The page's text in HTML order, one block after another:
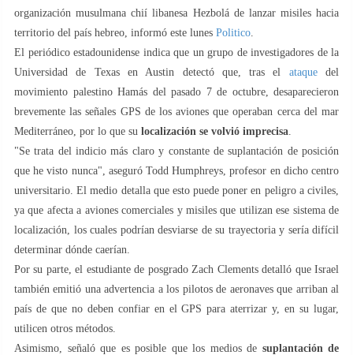
organización musulmana chií libanesa Hezbolá de lanzar misiles hacia
territorio del país hebreo, informó este lunes Politico
El periódico estadounidense indica que un grupo de investigadores de la
Universidad de Texas en Austin detectó que, tras el ataquedel
movimiento palestino Hamás del pasado 7 de octubre, desaparecieron
brevemente las señales GPS de los aviones que operaban cerca del mar
Mediterráneo, por lo que su localización se volvió imprecisa
"Se trata del indicio más claro y constante de suplantación de posición
que he visto nunca", aseguró Todd Humphreys, profesor en dicho centro
universitario. El medio detalla que esto puede poner en peligro a civiles,
ya que afecta a aviones comerciales y misiles que utilizan ese sistema de
localización, los cuales podrían desviarse de su trayectoria y sería difícil
determinar dónde caerían.
Por su parte, el estudiante de posgrado Zach Clements detalló que Israel
también emitió una advertencia a los pilotos de aeronaves que arriban al
país de que no deben confiar en el GPS para aterrizar y, en su lugar,
utilicen otros métodos.
Asimismo, señaló que es posible que los medios de suplantación de